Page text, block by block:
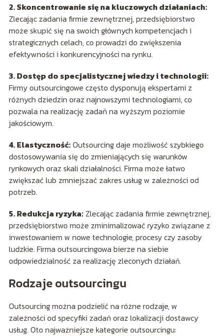
2. Skoncentrowanie się na kluczowych działaniach:
Zlecając zadania firmie zewnętrznej, przedsiębiorstwo
może skupić się na swoich głównych kompetencjach i
strategicznych celach, co prowadzi do zwiększenia
efektywności i konkurencyjności na rynku.
3. Dostęp do specjalistycznej wiedzy i technologii:
Firmy outsourcingowe często dysponują ekspertami z
różnych dziedzin oraz najnowszymi technologiami, co
pozwala na realizację zadań na wyższym poziomie
jakościowym.
4. Elastyczność:Outsourcing daje możliwość szybkiego
dostosowywania się do zmieniających się warunków
rynkowych oraz skali działalności. Firma może łatwo
zwiększać lub zmniejszać zakres usług w zależności od
potrzeb.
5. Redukcja ryzyka:Zlecając zadania firmie zewnętrznej,
przedsiębiorstwo może zminimalizować ryzyko związane z
inwestowaniem w nowe technologie, procesy czy zasoby
ludzkie. Firma outsourcingowa bierze na siebie
odpowiedzialność za realizację zleconych działań.
Rodzaje outsourcingu
Outsourcing można podzielić na różne rodzaje, w
zależności od specyfiki zadań oraz lokalizacji dostawcy
usług. Oto najważniejsze kategorie outsourcingu: